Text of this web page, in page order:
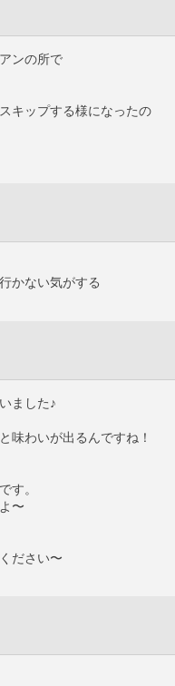
ンの所で
キップする様になったの
かない気がする
ました♪
味わいが出るんですね！
す。
〜
ださい〜